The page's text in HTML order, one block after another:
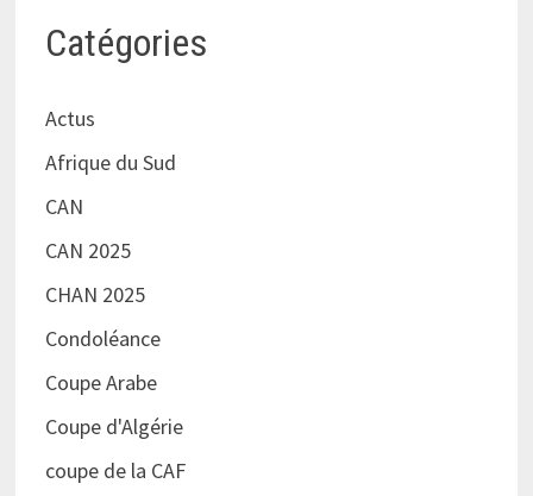
Catégories
Actus
Afrique du Sud
CAN
CAN 2025
CHAN 2025
Condoléance
Coupe Arabe
Coupe d'Algérie
coupe de la CAF